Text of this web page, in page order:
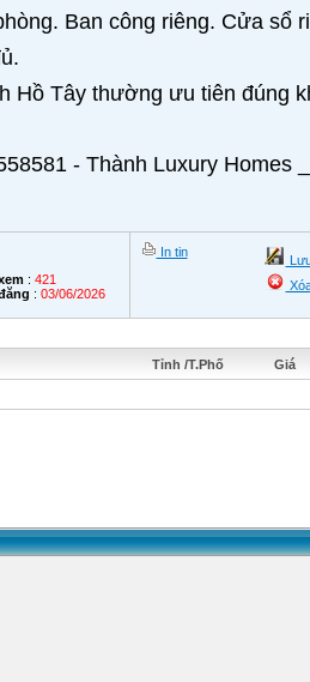
Ban công riêng. Cửa sổ
Hồ Tây thường ưu tiên đúng
- Thành Luxury Homes
: 421
: 03/06/2026
In tin
Tỉnh /T.Phố Giá